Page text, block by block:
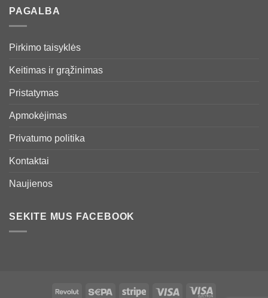
PAGALBA
Pirkimo taisyklės
Keitimas ir grąžinimas
Pristatymas
Apmokėjimas
Privatumo politika
Kontaktai
Naujienos
SEKITE MUS FACEBOOK